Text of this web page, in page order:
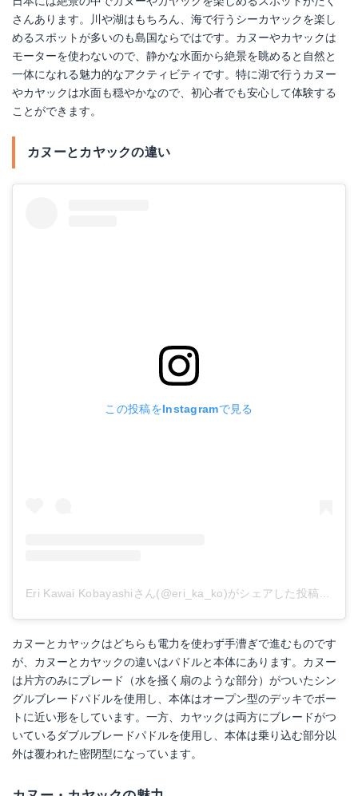
さんあります。川や湖はもちろん、海で行うシーカヤックを楽し
めるスポットが多いのも島国ならではです。カヌーやカヤックは
モーターを使わないので、静かな水面から絶景を眺めると自然と
一体になれる魅力的なアクティビティです。特に湖で行うカヌー
やカヤックは水面も穏やかなので、初心者でも安心して体験する
ことができます。
カヌーとカヤックの違い
この投稿をInstagramで見る
カヌーとカヤックはどちらも電力を使わず手漕ぎで進むものです
が、カヌーとカヤックの違いはパドルと本体にあります。カヌー
は片方のみにブレード（水を掻く扇のような部分）がついたシン
グルブレードパドルを使用し、本体はオープン型のデッキでボー
トに近い形をしています。一方、カヤックは両方にブレードがつ
いているダブルブレードパドルを使用し、本体は乗り込む部分以
外は覆われた密閉型になっています。